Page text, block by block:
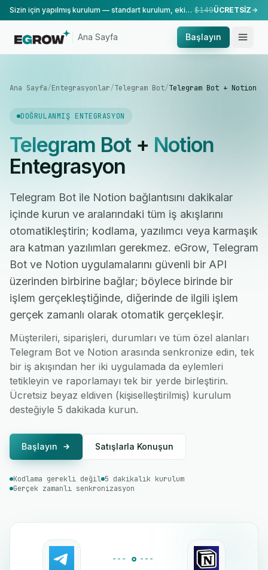
Sizin için yapılmış kurulum — standart kurulum, ekibimiz tarafından yapılır. $149ÜCRETSİZ
Ana Sayfa Başlayın
Ana Sayfa/Entegrasyonlar/Telegram Bot/Telegram Bot + Notion
DOĞRULANMIŞ ENTEGRASYON
Telegram Bot+ Notion
Entegrasyon
Telegram Bot ile Notion bağlantısını dakikalar
içinde kurun ve aralarındaki tüm iş akışlarını
otomatikleştirin; kodlama, yazılımcı veya karmaşık
ara katman yazılımları gerekmez. eGrow, Telegram
Bot ve Notion uygulamalarını güvenli bir API
üzerinden birbirine bağlar; böylece birinde bir
işlem gerçekleştiğinde, diğerinde de ilgili işlem
gerçek zamanlı olarak otomatik gerçekleşir.
Müşterileri, siparişleri, durumları ve tüm özel alanları
Telegram Bot ve Notion arasında senkronize edin, tek
bir iş akışından her iki uygulamada da eylemleri
tetikleyin ve raporlamayı tek bir yerde birleştirin.
Ücretsiz beyaz eldiven (kişiselleştirilmiş) kurulum
desteğiyle 5 dakikada kurun.
Başlayın Satışlarla Konuşun
Kodlama gerekli değil 5 dakikalık kurulum
Gerçek zamanlı senkronizasyon